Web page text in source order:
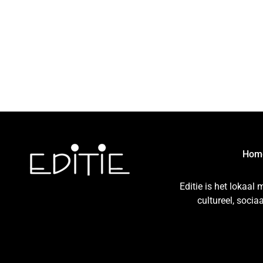
Editie is het lokaal
cultureel,